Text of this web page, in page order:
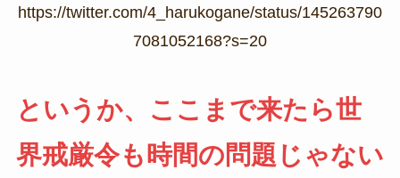
https://twitter.com/4_harukogane/status/145263790
7081052168?s=20
というか、ここまで来たら世
界戒厳令も時間の問題じゃない